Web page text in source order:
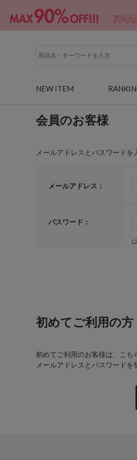
NEW ITEM
会員のお客様
メールアドレスとパスワードを
メールアドレス：
パスワード：
初めてご利用の
初めてご利用のお客様は、こち
メールアドレスとパスワードを